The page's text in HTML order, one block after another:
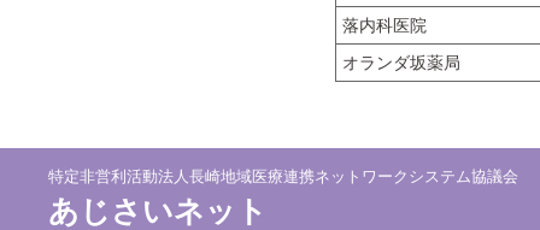
落内科医院
オランダ坂薬局
特定非営利活動法人長崎地域医療連携ネットワークシステム協議会
あじさいネット